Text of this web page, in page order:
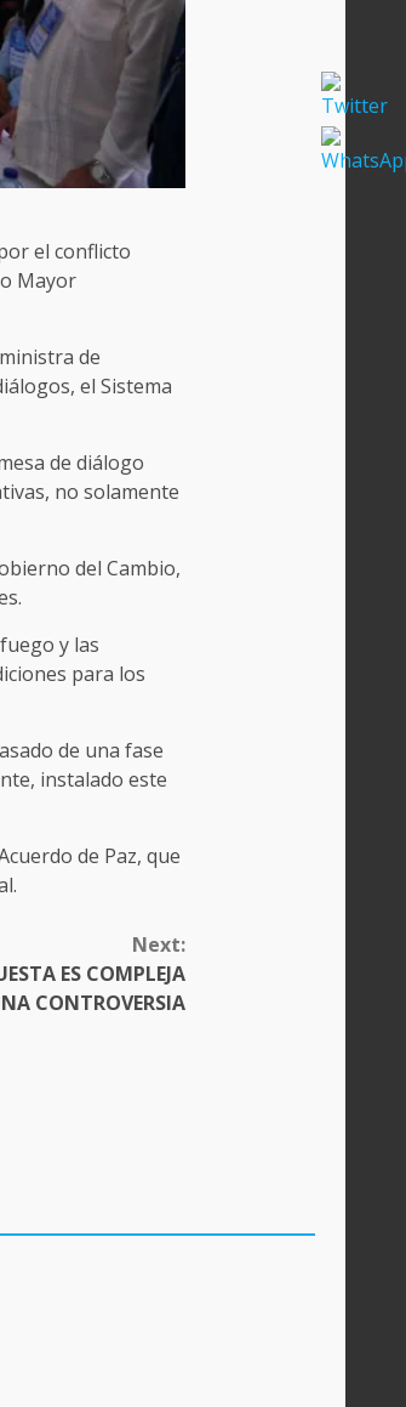
el conflicto
Mayor
de
el Sistema
de diálogo
no solamente
del Cambio,
y las
para los
de una fase
instalado este
de Paz, que
Next:
ES COMPLEJA
CONTROVERSIA